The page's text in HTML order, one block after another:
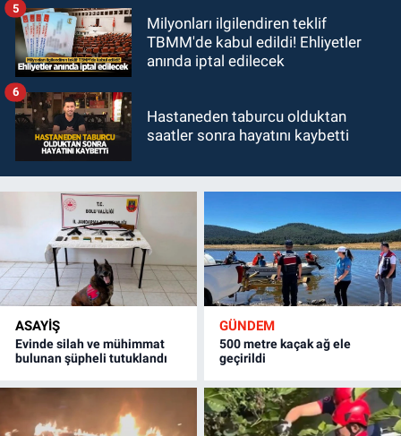
Milyonları ilgilendiren teklif
TBMM'de kabul edildi! Ehliyetler
anında iptal edilecek
5
Hastaneden taburcu olduktan
saatler sonra hayatını kaybetti
6
ASAYİŞ
Evinde silah ve mühimmat
bulunan şüpheli tutuklandı
GÜNDEM
500 metre kaçak ağ ele
geçirildi